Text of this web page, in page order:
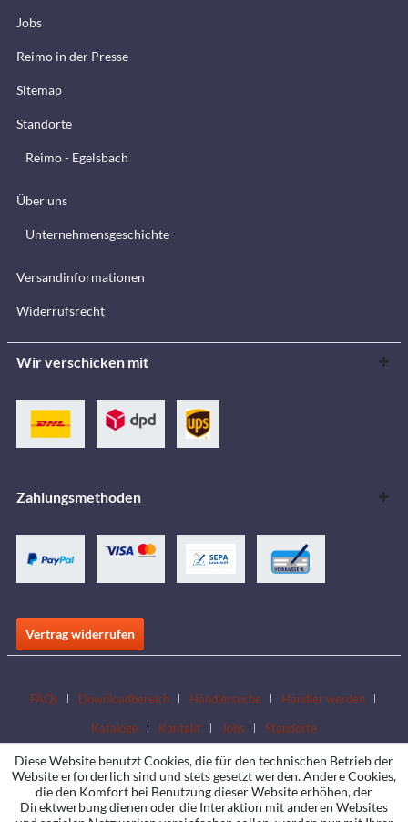
Jobs
Reimo in der Presse
Sitemap
Standorte
Reimo - Egelsbach
Über uns
Unternehmensgeschichte
Versandinformationen
Widerrufsrecht
Wir verschicken mit
Zahlungsmethoden
Vertrag widerrufen
FAQs Downloadbereich Händlersuche
Händler werden
Kataloge
Kontakt Jobs Standorte
Diese Website benutzt Cookies, die für den technischen Betrieb der
Website erforderlich sind und stets gesetzt werden. Andere Cookies,
die den Komfort bei Benutzung dieser Website erhöhen, der
Direktwerbung dienen oder die Interaktion mit anderen Websites